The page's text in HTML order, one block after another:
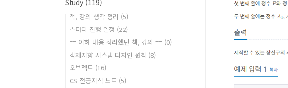
Study (119)
책, 강의 생각 정리 (5)
스터디 진행 일정 (22)
== 이하 내용 정리했던 책, 강의 == (0)
객체지향 시스템 디자인 원칙 (8)
오브젝트 (16)
CS 전공지식 노트 (5)